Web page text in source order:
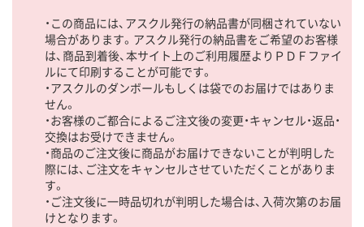
・この商品には、アスクル発行の納品書が同梱されていない
場合があります。アスクル発行の納品書をご希望のお客様
は、商品到着後、本サイト上のご利用履歴よりＰＤＦファイ
ルにて印刷することが可能です。
・アスクルのダンボールもしくは袋でのお届けではありま
せん。
・お客様のご都合によるご注文後の変更・キャンセル・返品・
交換はお受けできません。
・商品のご注文後に商品がお届けできないことが判明した
際には、ご注文をキャンセルさせていただくことがありま
す。
・ご注文後に一時品切れが判明した場合は、入荷次第のお届
けとなります。